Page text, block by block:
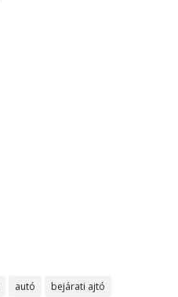
autó
bejárati ajtó